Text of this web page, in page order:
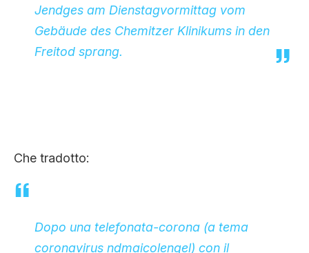
Jendges am Dienstagvormittag vom
Gebäude des Chemitzer Klinikums in den
Freitod sprang.
Che tradotto:
Dopo una telefonata-corona (a tema
coronavirus ndmaicolengel) con il